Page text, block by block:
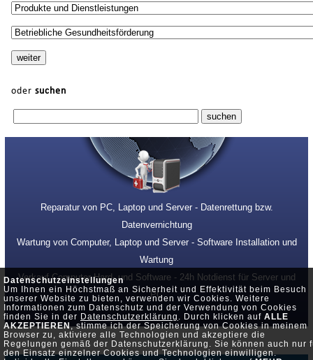
Datenschutzeinstellungen
Um Ihnen ein Höchstmaß an Sicherheit und Effektivität beim Besuch
unserer Website zu bieten, verwenden wir Cookies. Weitere
Informationen zum Datenschutz und der Verwendung von Cookies
finden Sie in der Datenschutzerklärung . Durch klicken auf ALLE
AKZEPTIEREN, stimme ich der Speicherung von Cookies in meinem
Browser zu, aktiviere alle Technologien und akzeptiere die
Regelungen gemäß der Datenschutzerklärung. Sie können auch nur
den Einsatz einzelner Cookies und Technologien einwilligen.
oder suchen
Reparatur von PC, Laptop und Server - Datenrettung bzw.
Datenvernichtung
Wartung von Computer, Laptop und Server - Software Installation und
Wartung
Verkauf Computer Hard- und Software - 24h Notdienst für Server und
PC